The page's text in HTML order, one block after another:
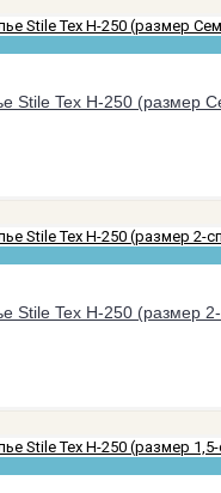
Stile Tex H-250 (размер
Stile Tex H-250 (размер